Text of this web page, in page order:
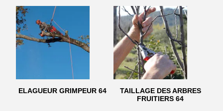
ELAGUEUR GRIMPEUR 64
TAILLAGE DES ARBRES
FRUITIERS 64